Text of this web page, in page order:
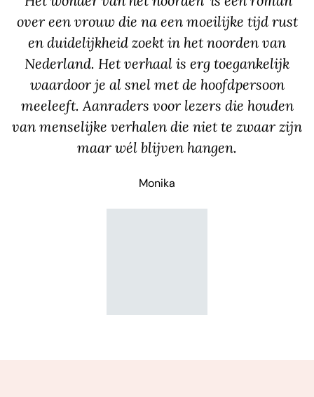
over een vrouw die na een moeilijke tijd rust
en duidelijkheid zoekt in het noorden van
Nederland. Het verhaal is erg toegankelijk
waardoor je al snel met de hoofdpersoon
meeleeft. Aanraders voor lezers die houden
van menselijke verhalen die niet te zwaar zijn
maar wél blijven hangen.
Monika